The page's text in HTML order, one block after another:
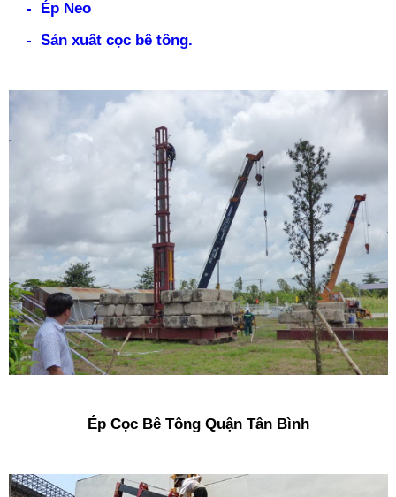
- Ép Neo
- Sản xuất cọc bê tông.
Ép Cọc Bê Tông Quận Tân Bình